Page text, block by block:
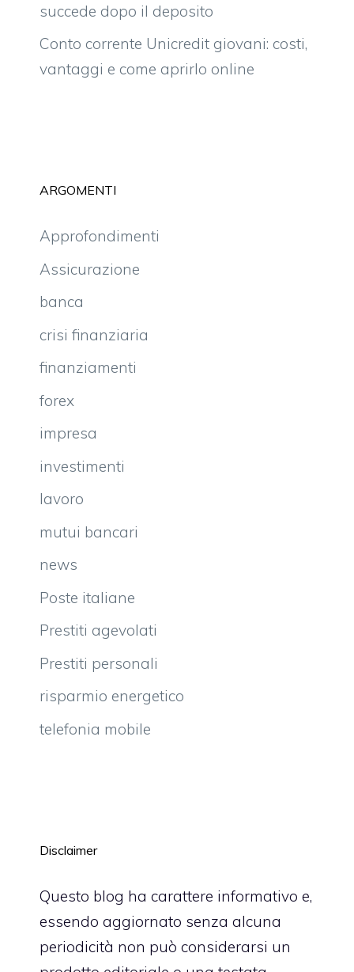
succede dopo il deposito
Conto corrente Unicredit giovani: costi,
vantaggi e come aprirlo online
ARGOMENTI
Approfondimenti
Assicurazione
banca
crisi finanziaria
finanziamenti
forex
impresa
investimenti
lavoro
mutui bancari
news
Poste italiane
Prestiti agevolati
Prestiti personali
risparmio energetico
telefonia mobile
Disclaimer
Questo blog ha carattere informativo e,
essendo aggiornato senza alcuna
periodicità non può considerarsi un